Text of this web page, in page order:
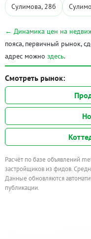
Сулимова, 28б
← Динамика цен на
пояса, первичный рынок,
адрес можно здесь.
Смотреть рынок:
Расчёт по базе объявлений
застройщиков из фидов.
Данные обновляются
публикации.